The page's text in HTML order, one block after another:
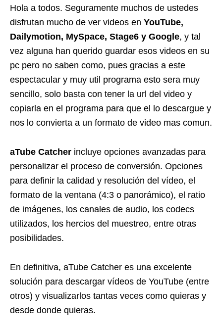
Hola a todos. Seguramente muchos de ustedes
disfrutan mucho de ver videos en YouTube,
Dailymotion, MySpace, Stage6 y Google, y tal
vez alguna han querido guardar esos videos en su
pc pero no saben como, pues gracias a este
espectacular y muy util programa esto sera muy
sencillo, solo basta con tener la url del video y
copiarla en el programa para que el lo descargue y
nos lo convierta a un formato de video mas comun.
aTube Catcher incluye opciones avanzadas para
personalizar el proceso de conversión. Opciones
para definir la calidad y resolución del vídeo, el
formato de la ventana (4:3 o panorámico), el ratio
de imágenes, los canales de audio, los codecs
utilizados, los hercios del muestreo, entre otras
posibilidades.
En definitiva, aTube Catcher es una excelente
solución para descargar vídeos de YouTube (entre
otros) y visualizarlos tantas veces como quieras y
desde donde quieras.